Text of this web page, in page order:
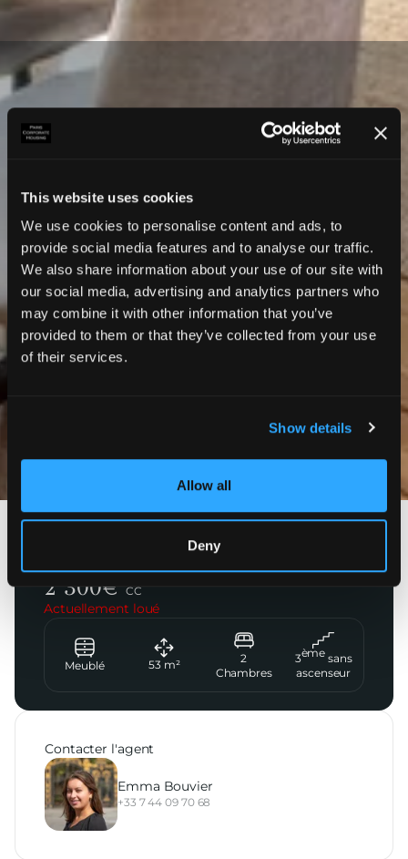
This website uses cookies
We use cookies to personalise content and ads, to
provide social media features and to analyse our traffic.
We also share information about your use of our site with
our social media, advertising and analytics partners who
may combine it with other information that you’ve
provided to them or that they’ve collected from your use
of their services.
Show details
Allow all
Deny
2 300€ CC
Actuellement loué
Meublé 53m²
2
Chambres
3ème sans
ascenseur
Contacter l'agent
Emma Bouvier
+33 7 44 09 70 68